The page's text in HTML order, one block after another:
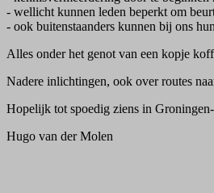
- wellicht kunnen leden beperkt om
- ook buitenstaanders kunnen bij ons
Alles onder het genot van een kopje
Nadere inlichtingen, ook over routes
Hopelijk tot spoedig ziens in
Hugo van der Molen